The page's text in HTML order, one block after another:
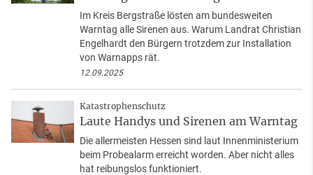
Im Kreis Bergstraße lösten am bundesweiten
Warntag alle Sirenen aus. Warum Landrat Christian
Engelhardt den Bürgern trotzdem zur Installation
von Warnapps rät.
12.09.2025
Katastrophenschutz
Laute Handys und Sirenen am Warntag
Die allermeisten Hessen sind laut Innenministerium
beim Probealarm erreicht worden. Aber nicht alles
hat reibungslos funktioniert.